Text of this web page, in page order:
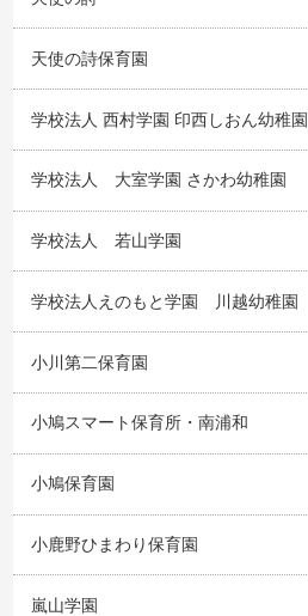
天使の詩保育園
学校法人 西村学園 印西しおん幼稚園
学校法人 大室学園 さかわ幼稚園
学校法人 若山学園
学校法人えのもと学園 川越幼稚園
小川第二保育園
小鳩スマート保育所・南浦和
小鳩保育園
小鹿野ひまわり保育園
嵐山学園